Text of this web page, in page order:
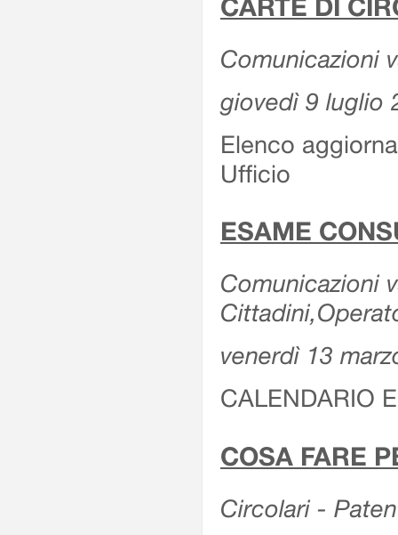
CARTE DI
Comunicazioni
giovedì 9 luglio
Elenco
Ufficio
ESAME
Comunicazioni
venerdì 13
CALENDARIO
COSA FARE
Circolari -